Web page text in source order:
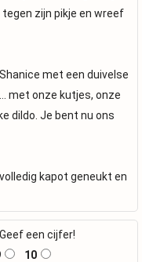
zijn pikje en wreef
met een duivelse
met onze kutjes, onze
dildo. Je bent nu ons
kapot geneukt en
een cijfer!
10